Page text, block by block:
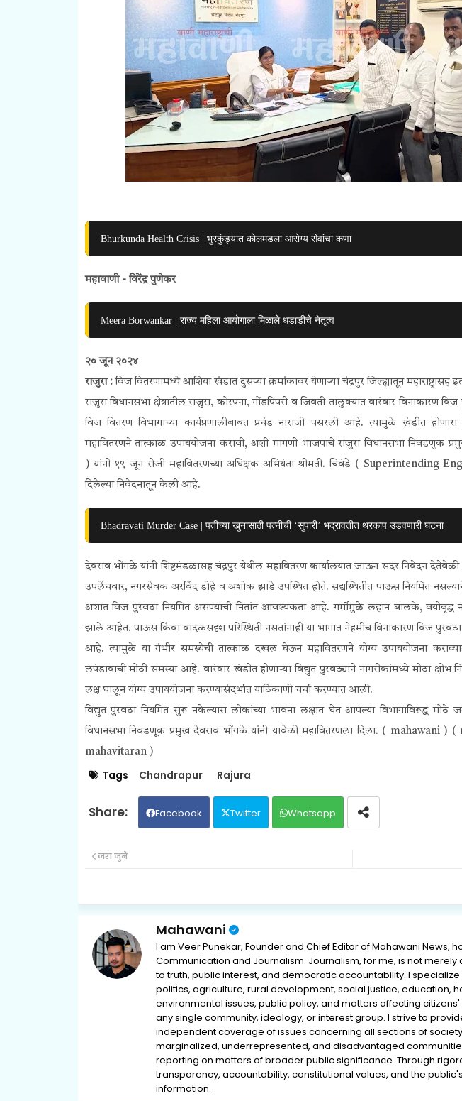
Bhurkunda Health Crisis | भुरकुंड्यात कोलमडला आरोग्य सेवांचा कणा
महावाणी - विरेंद्र पुणेकर
Meera Borwankar | राज्य महिला आयोगाला मिळाले धडाडीचे नेतृत्व
२० जून २०२४
राजुरा : विज वितरणामध्ये आशिया खंडात दुसऱ्या क्रमांकावर येणाऱ्या चंद्रपुर जिल्ह्यातून महाराष्ट्रासह
राजुरा विधानसभा क्षेत्रातील राजुरा, कोरपना, गोंडपिपरी व जिवती तालुक्यात वारंवार विनाकारण
विज वितरण विभागाच्या कार्यप्रणालीबाबत प्रचंड नाराजी पसरली आहे. त्यामुळे खंडीत
महावितरणने तात्काळ उपाययोजना करावी, अशी मागणी भाजपाचे राजुरा विधानसभा निवडणुक
)यांनी १९ जून रोजी महावितरणच्या अधिक्षक अभियंता श्रीमती. चिवंडे ( Superintending
दिलेल्या निवेदनातून केली आहे.
Bhadravati Murder Case | पतीच्या खुनासाठी पत्नीची ‘सुपारी’ भद्रावतीत थरकाप उडवणारी घटना
देवराव भोंगळे यांनीशिष्टमंडळासह चंद्रपुर येथील महावितरण कार्यालयात जाऊन सदर निवेदन
उपलेंचवार, नगरसेवक अरविंद डोहे व अशोक झाडे उपस्थित होते.सद्यस्थितीत पाऊस नियमित
अशात विज पुरवठा नियमित असण्याची नितांत आवश्यकता आहे. गर्मीमुळे लहान बालके, वयोवृद्ध
झाले आहेत. पाऊस किंवा वादळसदृश परिस्थिती नसतांनाही या भागात नेहमीच विनाकारण विज
आहे. त्यामुळे या गंभीर समस्येची तात्काळ दखल घेऊन महावितरणने योग्य उपाययोजना
लपंडावाची मोठी समस्या आहे. वारंवार खंडीत होणाऱ्या विद्युत पुरवठ्याने नागरीकांमध्ये मोठा
लक्ष घालून योग्य उपाययोजना करण्यासंदर्भात याठिकाणी चर्चा करण्यात आली.
विद्युत पुरवठा नियमित सुरू नकेल्यासलोकांच्या भावना लक्षात घेत आपल्या विभागाविरूद्ध
विधानसभा निवडणूक प्रमुख देवराव भोंगळे यांनी यावेळी महावितरणला दिला. (
mahavitaran )
Tags Chandrapur Rajura
Facebook Twitter Whatsapp
जरा जुने
Mahawani
I am Veer Punekar, Founder and Chief Editor of Mahawani News,
Communication and Journalism. Journalism, for me, is not
to truth, public interest, and democratic accountability. I
politics, agriculture, rural development, social justice, education,
environmental issues, public policy, and matters affecting
any single community, ideology, or interest group. I strive to
independent coverage of issues concerning all sections of
marginalized, underrepresented, and disadvantaged
reporting on matters of broader public significance. Through
transparency, accountability, constitutional values, and the
information.